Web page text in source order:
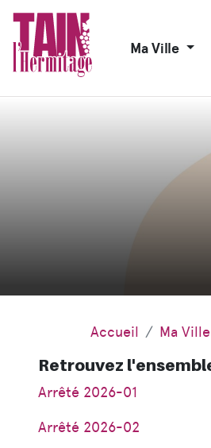
Ma Ville
Accueil Ma Ville
Retrouvez
Arrêté 2026-01
Arrêté 2026-02